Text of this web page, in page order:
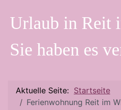
Urlaub in Reit
Sie haben es
Aktuelle Seite: Startseite
Ferienwohnung Reit im